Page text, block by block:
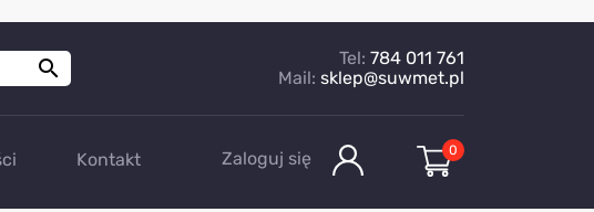
 Tel: 784 011 761
Mail: sklep@suwmet.pl
Kontakt Zaloguj się 0